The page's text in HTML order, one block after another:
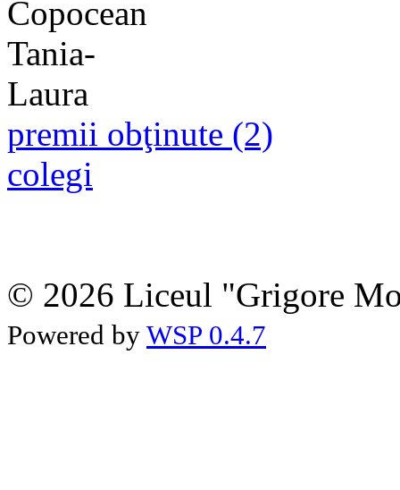
premii obţinute (2)
colegi
© 2026 Liceul "Grigore
Powered by WSP 0.4.7